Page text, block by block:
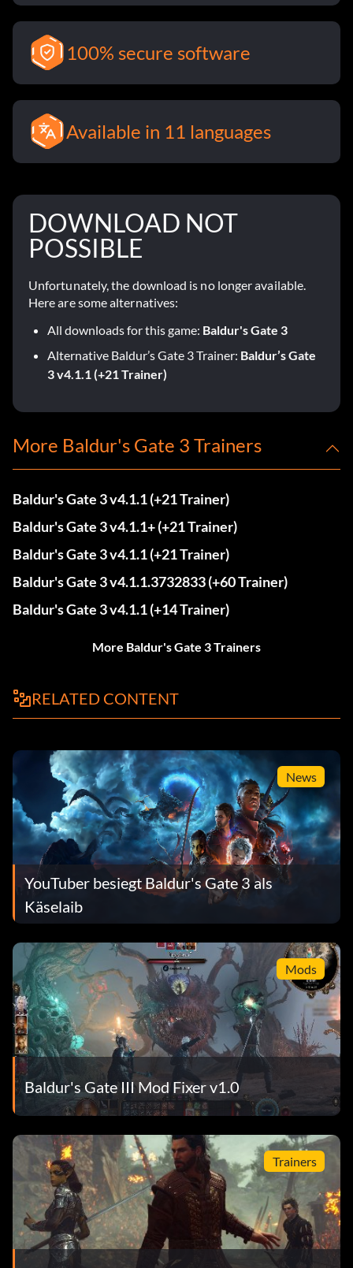
100% secure software
Available in 11 languages
DOWNLOAD NOT
POSSIBLE
Unfortunately, the download is no longer available.
Here are some alternatives:
All downloads for this game: Baldur's Gate 3
Alternative Baldur’s Gate 3 Trainer: Baldur’s Gate
3 v4.1.1 (+21 Trainer)
More Baldur's Gate 3 Trainers
Baldur's Gate 3 v4.1.1 (+21 Trainer)
Baldur's Gate 3 v4.1.1+ (+21 Trainer)
Baldur's Gate 3 v4.1.1 (+21 Trainer)
Baldur's Gate 3 v4.1.1.3732833 (+60 Trainer)
Baldur's Gate 3 v4.1.1 (+14 Trainer)
More Baldur's Gate 3 Trainers
RELATED CONTENT
News
YouTuber besiegt Baldur's Gate 3 als
Käselaib
Mods
Baldur's Gate III Mod Fixer v1.0
Trainers